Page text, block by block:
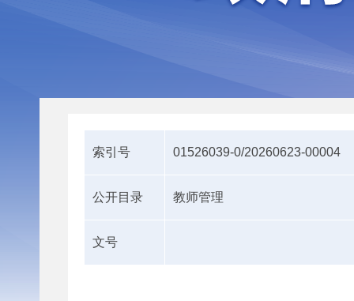
索引号 01526039-0/20260623-00004
公开目录 教师管理
文号